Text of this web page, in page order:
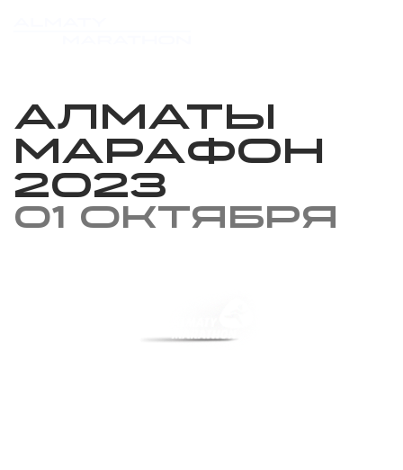
Алматы
марафон
2023
01 октября